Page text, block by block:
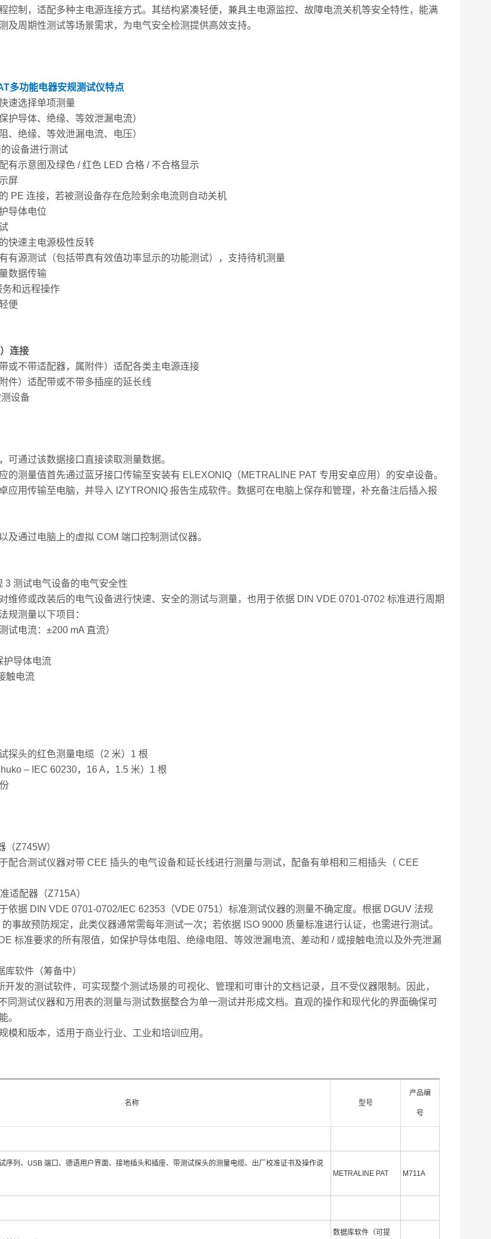
控制，适配多种主电源连接方式。其结构紧凑轻便，兼具主电源监控、故障电流关机等安全特性，能满
及周期性测试等场景需求，为电气安全检测提供高效支持。
多功能电器安规测试仪特点
速选择单项测量
护导体、绝缘、等效泄漏电流）
、绝缘、等效泄漏电流、电压）
设备进行测试
有示意图及绿色 / 红色 LED 合格 / 不合格显示
屏
PE 连接，若被测设备存在危险剩余电流则自动关机
导体电位
快速主电源极性反转
有源测试（包括带真有效值功率显示的功能测试），支持待机测量
数据传输
和远程操作
便
连接
或不带适配器，属附件）适配各类主电源连接
件）适配带或不带多插座的延长线
设备
可通过该数据接口直接读取测量数据。
的测量值首先通过蓝牙接口传输至安装有 ELEXONIQ（METRALINE PAT 专用安卓应用）的安卓设备。
应用传输至电脑，并导入 IZYTRONIQ 报告生成软件。数据可在电脑上保存和管理，补充备注后插入报
及通过电脑上的虚拟 COM 端口控制测试仪器。
3 测试电气设备的电气安全性
维修或改装后的电气设备进行快速、安全的测试与测量，也用于依据 DIN VDE 0701-0702 标准进行周期
规测量以下项目：
试电流：±200 mA 直流）
护导体电流
触电流
探头的红色测量电缆（2 米）1 根
– IEC 60230，16 A，1.5 米）1 根
（Z745W）
配合测试仪器对带 CEE 插头的电气设备和延长线进行测量与测试，配备有单相和三相插头（ CEE
适配器（Z715A）
依据 DIN VDE 0701-0702/IEC 62353（VDE 0751）标准测试仪器的测量不确定度。根据 DGUV 法规
事故预防规定，此类仪器通常需每年测试一次；若依据 ISO 9000 质量标准进行认证，也需进行测试。
标准要求的所有限值，如保护导体电阻、绝缘电阻、等效泄漏电流、差动和 / 或接触电流以及外壳泄漏
库软件（筹备中）
开发的测试软件，可实现整个测试场景的可视化、管理和可审计的文档记录，且不受仪器限制。因此，
同测试仪器和万用表的测量与测试数据整合为单一测试并形成文档。直观的操作和现代化的界面确保可
。
模和版本，适用于商业行业、工业和培训应用。
名称 型号
产品编
号
序列、USB 端口、德语用户界面、接地插头和插座、带测试探头的测量电缆、出厂校准证书及操作说
METRALINE PAT M711A
数据库软件（可提